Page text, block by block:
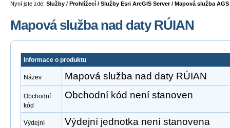
Nyní jste zde: Služby / Prohlížecí / Služby Esri ArcGIS Server / Mapová služba
Mapová služba nad daty RÚIAN
Informace o produktu
Název Mapová služba nad daty RÚIAN
Obchodní
kód
Obchodní kód není stanoven
Výdejní
Výdejní jednotka není stanovena